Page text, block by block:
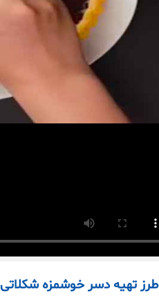
طرز تهیه دسر خوشمزه شکلاتی